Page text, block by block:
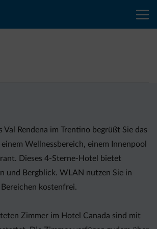
Val Rendena im Trentino begrüßt Sie das
Wellnessbereich, einem Innenpool
Dieses 4-Sterne-Hotel bietet
und Bergblick. WLAN nutzen Sie in
kostenfrei.
Zimmer im Hotel Canada sind mit